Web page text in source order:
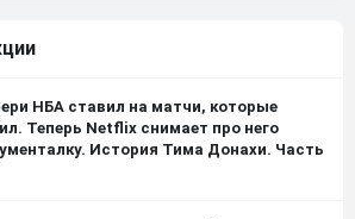
НБА ставил на матчи, которые
Теперь Netflix снимает про него
История Тима Донахи. Часть